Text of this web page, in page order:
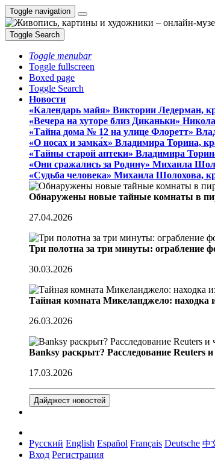
Toggle navigation
Toggle Search
Toggle menubar
Toggle fullscreen
Boxed page
Toggle Search
Новости
«Календарь майя» Виктории Ледерман,
«Вечера на хуторе близ Диканьки»
«Тайна дома № 12 на улице Флоретт»
«О носах и замка́х» Владимира Торина,
«Тайны старой аптеки» Владимира
«Они сражались за Родину» Михаила
«Судьба человека» Михаила Шолохова,
Обнаружены новые тайные комнаты в
27.04.2026
Три полотна за три минуты: ограбление
30.03.2026
Тайная комната Микеланджело: находка
26.03.2026
Banksy раскрыт? Расследование Reuters
17.03.2026
Дайджест новостей
Русский English Español Français Deutsche 中
Вход Регистрация